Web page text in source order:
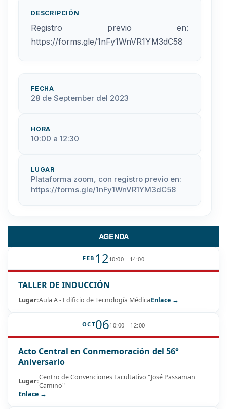
DESCRIPCIÓN
Registro previo en:
https://forms.gle/1nFy1WnVR1YM3dC58
FECHA
28 de September del 2023
HORA
10:00 a 12:30
LUGAR
Plataforma zoom, con registro previo en:
https://forms.gle/1nFy1WnVR1YM3dC58
AGENDA
FEB 1210:00 - 14:00
TALLER DE INDUCCIÓN
Lugar:Aula A - Edificio de Tecnología MédicaEnlace →
OCT0610:00 - 12:00
Acto Central en Conmemoración del 56°
Aniversario
Lugar:Centro de Convenciones Facultativo "José Passaman
Camino"
Enlace →